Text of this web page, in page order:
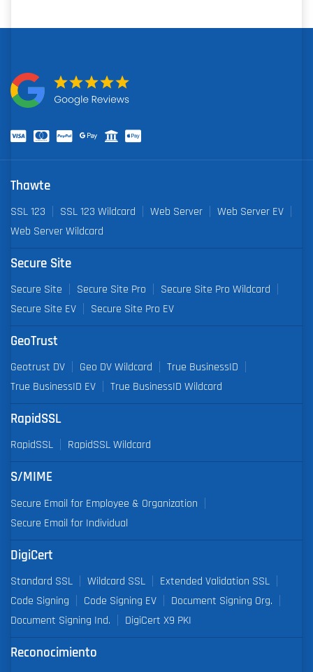
Thawte
SSL 123 SSL 123 Wildcard Web Server
Web Server EV
Web Server Wildcard
Secure Site
Secure Site Secure Site Pro
Secure Site Pro Wildcard
Secure Site EV
Secure Site Pro EV
GeoTrust
Geotrust DV Geo DV Wildcard
True BusinessID
True BusinessID EV
True BusinessID Wildcard
RapidSSL
RapidSSL RapidSSL Wildcard
S/MIME
Secure Email for Employee & Organization
Secure Email for Individual
DigiCert
Standard SSL Wildcard SSL
Extended Validation SSL
Code Signing
Code Signing EV
Document Signing Org.
Document Signing Ind.
DigiCert X9 PKI
Reconocimiento